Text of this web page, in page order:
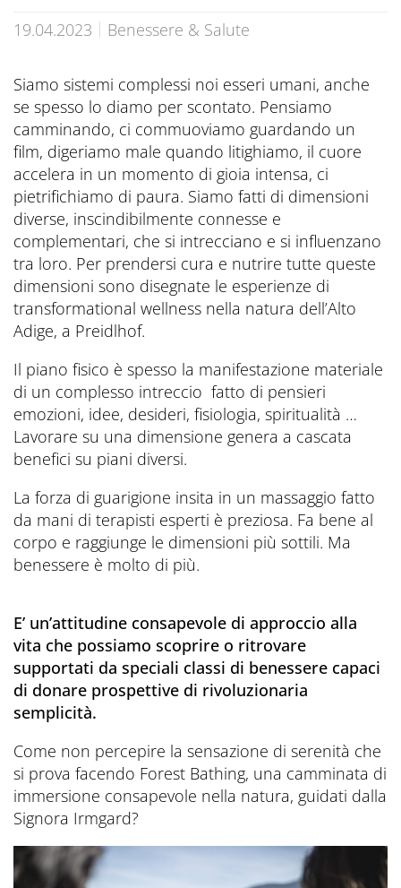
The Pools
Sauna Tower
Terme
News Blog
Escursioni & esperienze
Last Minute
Contatti
Prospetti
Informazioni Utili
Press
19.04.2023 Benessere & Salute
Siamo sistemi complessi noi esseri umani, anche
se spesso lo diamo per scontato. Pensiamo
camminando, ci commuoviamo guardando un
film, digeriamo male quando litighiamo, il cuore
accelera in un momento di gioia intensa, ci
pietrifichiamo di paura. Siamo fatti di dimensioni
diverse, inscindibilmente connesse e
complementari, che si intrecciano e si influenzano
tra loro. Per prendersi cura e nutrire tutte queste
dimensioni sono disegnate le esperienze di
transformational wellness nella natura dell’Alto
Adige, a Preidlhof.
Il piano fisico è spesso la manifestazione materiale
di un complesso intreccio fatto di pensieri
emozioni, idee, desideri, fisiologia, spiritualità …
Lavorare su una dimensione genera a cascata
benefici su piani diversi.
La forza di guarigione insita in un massaggio fatto
da mani di terapisti esperti è preziosa. Fa bene al
corpo e raggiunge le dimensioni più sottili. Ma
benessere è molto di più.
E’ un’attitudine consapevole di approccio alla
vita che possiamo scoprire o ritrovare
supportati da speciali classi di benessere capaci
di donare prospettive di rivoluzionaria
semplicità.
Come non percepire la sensazione di serenità che
si prova facendo Forest Bathing, una camminata di
immersione consapevole nella natura, guidati dalla
Signora Irmgard?